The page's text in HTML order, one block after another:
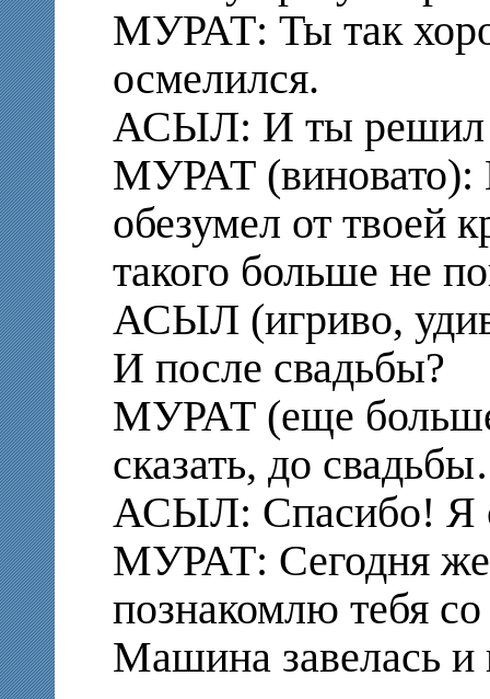
МУРАТ: Ты так
осмелился.
АСЫЛ: И ты решил
МУРАТ (виновато):
обезумел от
такого больше не
АСЫЛ (игриво,
И после свадьбы?
МУРАТ (еще
сказать, до
АСЫЛ: Спасибо! Я
МУРАТ: Сегодня
познакомлю тебя
Машина завелась и